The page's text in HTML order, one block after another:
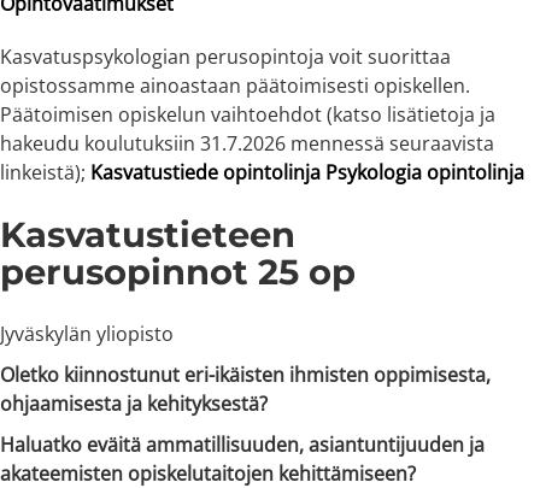
Kasvatuspsykologian perusopintoja voit suorittaa
opistossamme ainoastaan päätoimisesti opiskellen.
Päätoimisen opiskelun vaihtoehdot (katso lisätietoja ja
hakeudu koulutuksiin 31.7.2026 mennessä seuraavista
linkeistä); Kasvatustiede opintolinja Psykologia opintolinja
Kasvatustieteen
perusopinnot 25 op
Jyväskylän yliopisto
Oletko kiinnostunut eri-ikäisten ihmisten oppimisesta,
ohjaamisesta ja kehityksestä?
Haluatko eväitä ammatillisuuden, asiantuntijuuden ja
akateemisten opiskelutaitojen kehittämiseen?